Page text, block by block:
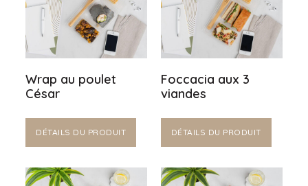
Wrap au poulet
César
DÉTAILS DU PRODUIT
Foccacia aux 3
viandes
DÉTAILS DU PRODUIT